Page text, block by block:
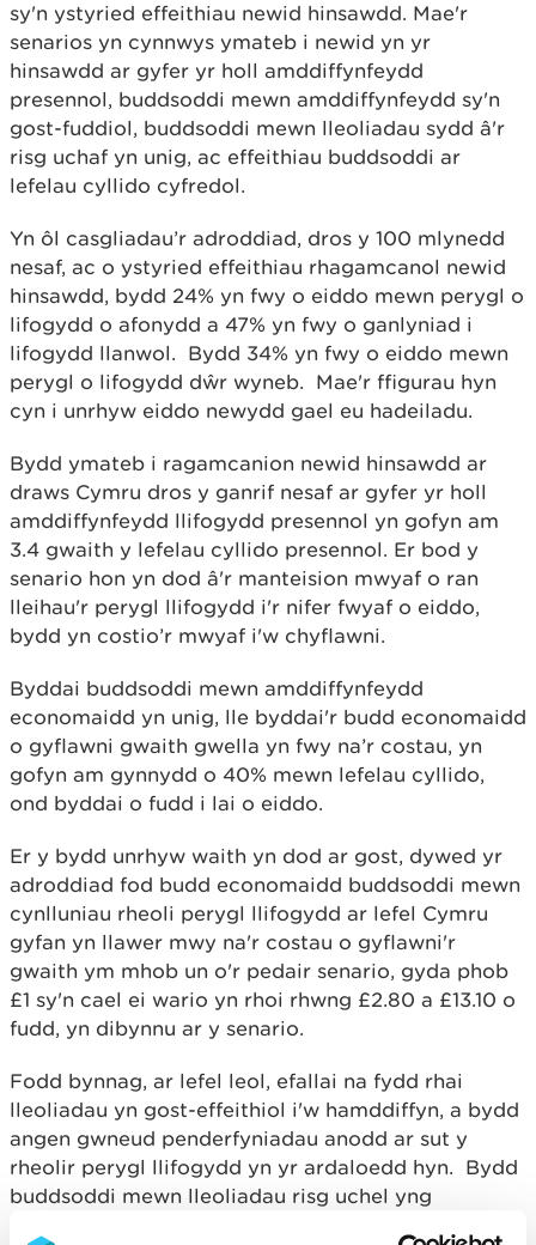
sy'n ystyried effeithiau newid hinsawdd. Mae'r
senarios yn cynnwys ymateb i newid yn yr
hinsawdd ar gyfer yr holl amddiffynfeydd
presennol, buddsoddi mewn amddiffynfeydd sy'n
gost-fuddiol, buddsoddi mewn lleoliadau sydd â'r
risg uchaf yn unig, ac effeithiau buddsoddi ar
lefelau cyllido cyfredol.
Yn ôl casgliadau’r adroddiad, dros y 100 mlynedd
nesaf, ac o ystyried effeithiau rhagamcanol newid
hinsawdd, bydd 24% yn fwy o eiddo mewn perygl o
lifogydd o afonydd a 47% yn fwy o ganlyniad i
lifogydd llanwol. Bydd 34% yn fwy o eiddo mewn
perygl o lifogydd dŵr wyneb. Mae'r ffigurau hyn
cyn i unrhyw eiddo newydd gael eu hadeiladu.
Bydd ymateb i ragamcanion newid hinsawdd ar
draws Cymru dros y ganrif nesaf ar gyfer yr holl
amddiffynfeydd llifogydd presennol yn gofyn am
3.4 gwaith y lefelau cyllido presennol. Er bod y
senario hon yn dod â'r manteision mwyaf o ran
lleihau'r perygl llifogydd i'r nifer fwyaf o eiddo,
bydd yn costio’r mwyaf i'w chyflawni.
Byddai buddsoddi mewn amddiffynfeydd
economaidd yn unig, lle byddai'r budd economaidd
o gyflawni gwaith gwella yn fwy na’r costau, yn
gofyn am gynnydd o 40% mewn lefelau cyllido,
ond byddai o fudd i lai o eiddo.
Er y bydd unrhyw waith yn dod ar gost, dywed yr
adroddiad fod budd economaidd buddsoddi mewn
cynlluniau rheoli perygl llifogydd ar lefel Cymru
gyfan yn llawer mwy na'r costau o gyflawni'r
gwaith ym mhob un o'r pedair senario, gyda phob
£1 sy'n cael ei wario yn rhoi rhwng £2.80 a £13.10 o
fudd, yn dibynnu ar y senario.
Fodd bynnag, ar lefel leol, efallai na fydd rhai
lleoliadau yn gost-effeithiol i'w hamddiffyn, a bydd
angen gwneud penderfyniadau anodd ar sut y
rheolir perygl llifogydd yn yr ardaloedd hyn. Bydd
buddsoddi mewn lleoliadau risg uchel yng